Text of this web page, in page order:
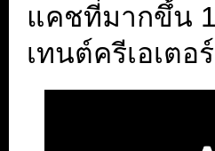
แคชที่มากขึ้น
เทนต์ครีเอเต